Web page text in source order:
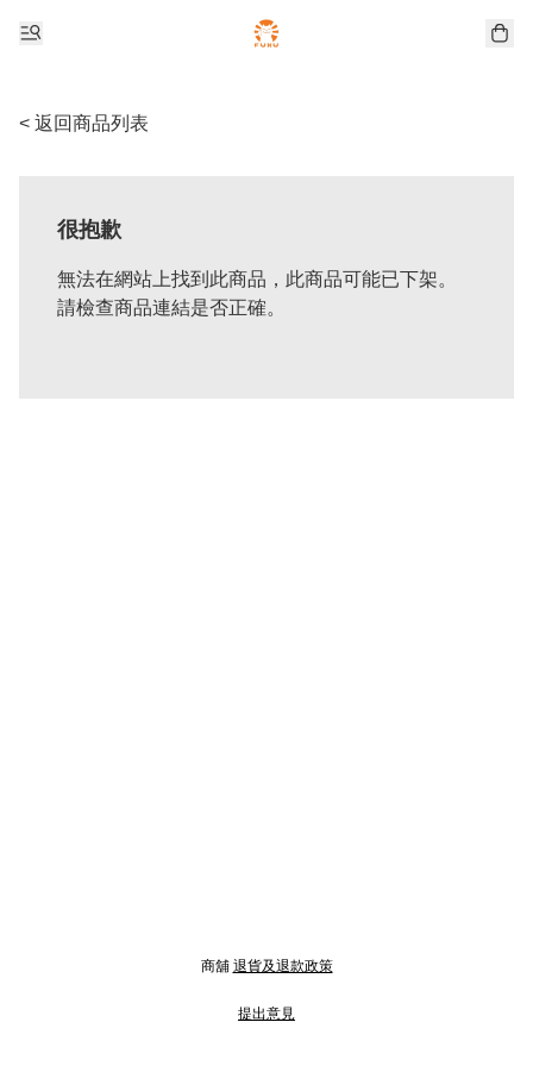
< 返回商品列表
很抱歉
無法在網站上找到此商品，此商品可能已下架。
請檢查商品連結是否正確。
商舖 退貨及退款政策
提出意見